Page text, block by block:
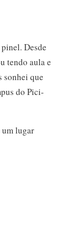
Desde
tendo aula e
sonhei que
do Pici-
um lugar